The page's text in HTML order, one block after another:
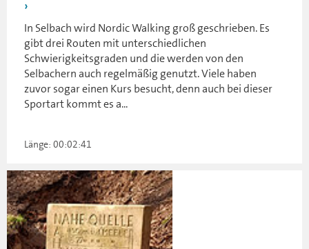
In Selbach wird Nordic Walking groß geschrieben. Es
gibt drei Routen mit unterschiedlichen
Schwierigkeitsgraden und die werden von den
Selbachern auch regelmäßig genutzt. Viele haben
zuvor sogar einen Kurs besucht, denn auch bei dieser
Sportart kommt es a...
Länge: 00:02:41